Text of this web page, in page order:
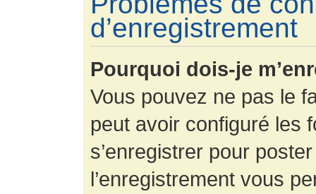
d’enregistrement
Pourquoi dois-je
Vous pouvez ne pas le
peut avoir configuré les
s’enregistrer pour
l’enregistrement vous